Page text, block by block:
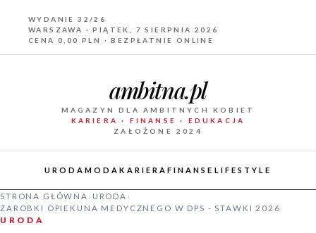
WYDANIE 32/26
WARSZAWA · PIĄTEK, 7 SIERPNIA 2026
CENA 0,00 PLN · BEZPŁATNIE ONLINE
ambitna.pl
MAGAZYN DLA AMBITNYCH KOBIET
KARIERA · FINANSE · EDUKACJA
ZAŁOŻONE 2024
URODAMODAKARIERA FINANSE LIFESTYLE
STRONA GŁÓWNA › URODA ›
ZAROBKI OPIEKUNA MEDYCZNEGO W DPS - STAWKI 2026
URODA